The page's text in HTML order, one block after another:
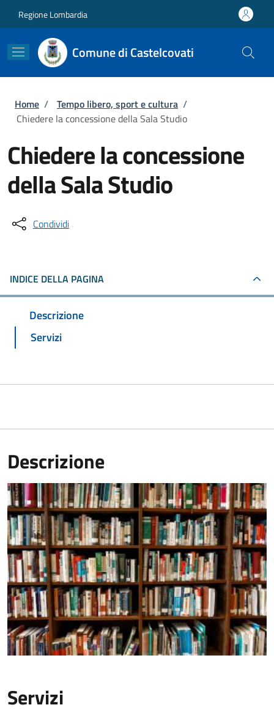
Regione Lombardia
Comune di Castelcovati
Briciole di pane
Home / Tempo libero, sport e cultura /
Chiedere la concessione della Sala Studio
Chiedere la concessione
della Sala Studio
Condividi
INDICE DELLA PAGINA
Descrizione
Servizi
Descrizione
Servizi